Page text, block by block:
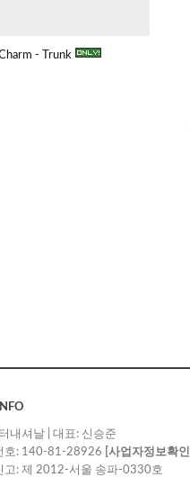
- Trunk
내셔날 | 대표: 신승준
호: 140-81-28926
[사업자정보확인]
고: 제 2012-서울 송파-0330호